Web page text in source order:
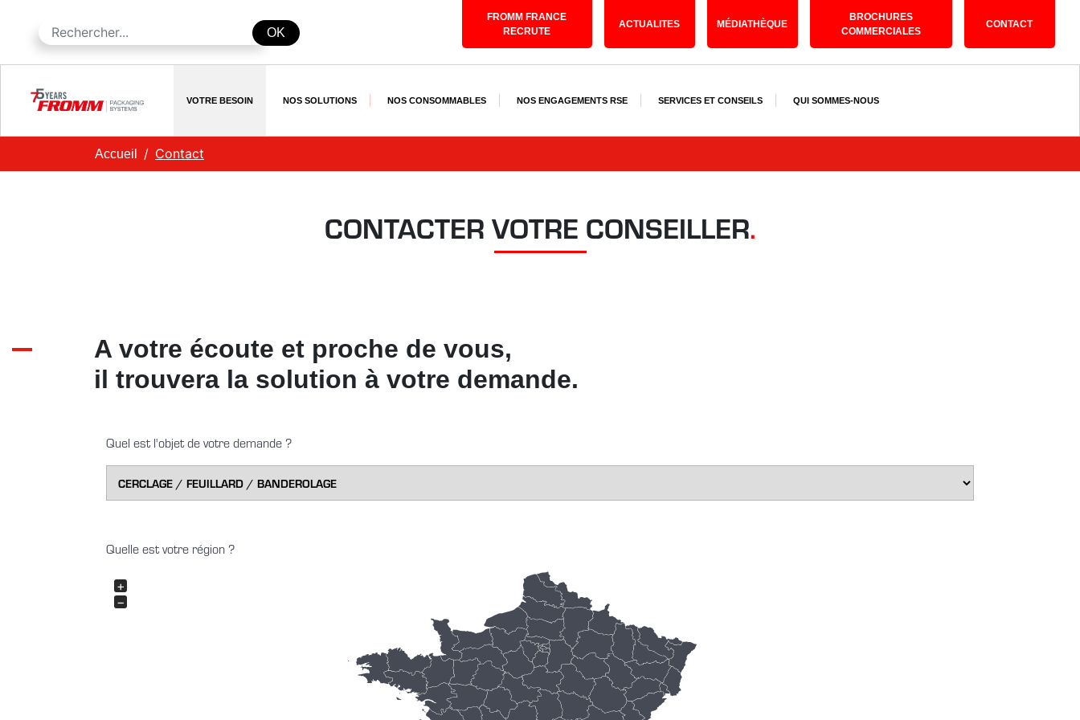
OK
FROMM FRANCE
RECRUTE
ACTUALITES MÉDIATHÈQUE
BROCHURES
COMMERCIALES
CONTACT
VOTRE BESOIN NOS SOLUTIONS NOS CONSOMMABLES NOS ENGAGEMENTS RSE SERVICES ET CONSEILS QUI SOMMES-NOUS
Accueil Contact
CONTACTER VOTRE CONSEILLER.
A votre écoute et proche de vous,
il trouvera la solution à votre demande.
Quel est l'objet de votre demande ?
Quelle est votre région ?
+
−